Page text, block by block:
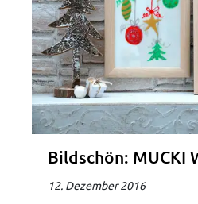
Bildschön: MUCKI
12. Dezember 2016